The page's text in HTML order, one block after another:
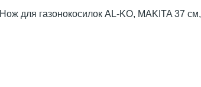
Нож для газонокосилок AL-KO, MAKITA 37 см,